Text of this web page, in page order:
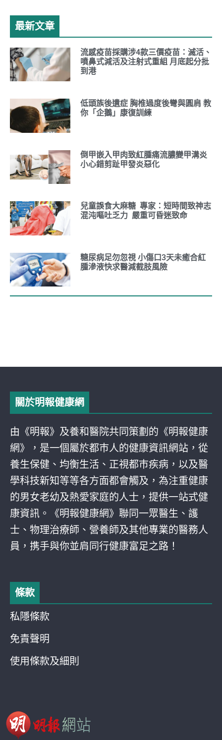
最新文章
流感疫苗採購涉4款三價疫苗：滅活、
噴鼻式減活及注射式重組 月底起分批
到港
低頭族後遺症 胸椎過度後彎與圓肩 教
你「企鵝」康復訓練
倒甲嵌入甲肉致紅腫痛流膿變甲溝炎
小心錯剪趾甲發炎惡化
兒童誤食大麻糖 專家：短時間致神志
混沌嘔吐乏力 嚴重可昏迷致命
糖尿病足勿忽視 小傷口3天未癒合紅
腫滲液快求醫減截肢風險
關於明報健康網
由《明報》及養和醫院共同策劃的《明報健康
網》，是一個屬於都巿人的健康資訊網站，從
養生保健、均衡生活、正視都巿疾病，以及醫
學科技新知等等各方面都會觸及，為注重健康
的男女老幼及熱愛家庭的人士，提供一站式健
康資訊。《明報健康網》聯同一眾醫生、護
士、物理治療師、營養師及其他專業的醫務人
員，携手與你並肩同行健康富足之路！
條款
私隱條款
免責聲明
使用條款及細則